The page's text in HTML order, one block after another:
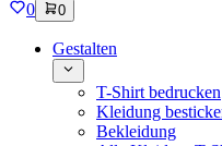
0 0
Gestalten
T-Shirt bedrucken
Kleidung
Bekleidung